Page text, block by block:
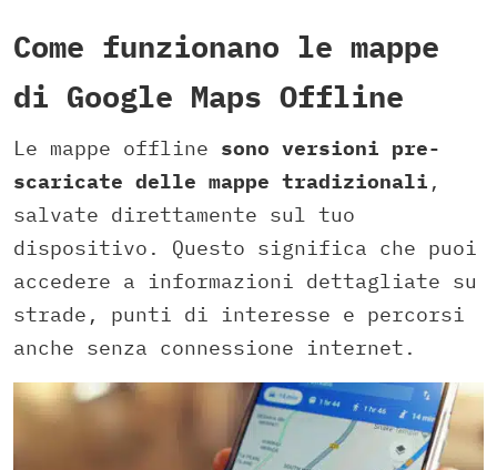
Come funzionano le mappe
di Google Maps Offline
Le mappe offline sono versioni pre-
scaricate delle mappe tradizionali ,
salvate direttamente sul tuo
dispositivo. Questo significa che puoi
accedere a informazioni dettagliate su
strade, punti di interesse e percorsi
anche senza connessione internet.